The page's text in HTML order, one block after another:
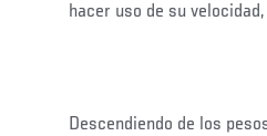
hacer uso de su
Descendiendo de los